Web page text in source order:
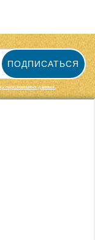
ПОДПИСАТЬСЯ
персональных данных.